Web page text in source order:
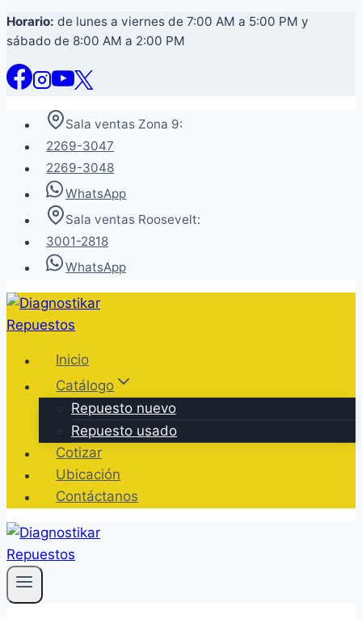
Saltar
al
contenido
Horario: de lunes a viernes de 7:00 AM a 5:00 PM y
sábado de 8:00 AM a 2:00 PM
Sala ventas Zona 9:
2269-3047
2269-3048
WhatsApp
Sala ventas Roosevelt:
3001-2818
WhatsApp
Inicio
Catálogo
Repuesto nuevo
Repuesto usado
Cotizar
Ubicación
Contáctanos